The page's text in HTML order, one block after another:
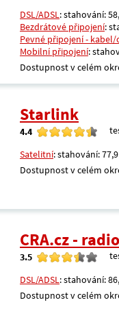
DSL/ADSL: stahování:
Bezdrátové připojení:
Pevné připojení -
Mobilní připojení:
Dostupnost v celém
Starlink
4.4
Satelitní: stahování:
Dostupnost v celém
CRA.cz -
3.5
DSL/ADSL: stahování:
Dostupnost v celém